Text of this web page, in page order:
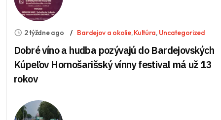
2 týždne ago Bardejov a okolie,Kultúra, Uncategorized
Dobré víno a hudba pozývajú do Bardejovských
Kúpeľov Hornošarišský vínny festival má už 13
rokov